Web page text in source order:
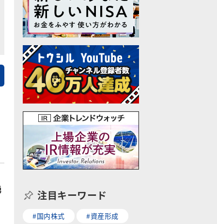
注目キーワード
#国内株式
#資産形成